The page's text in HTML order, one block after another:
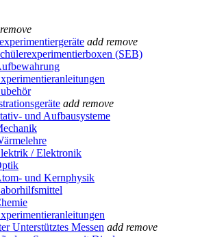
remove
add remove
(SEB)
add remove
und Aufbausysteme
/ Elektronik
und Kernphysik
Unterstütztes Messen add remove